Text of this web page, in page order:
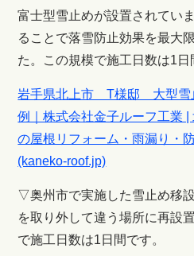
富士型雪止めが設置されてい
ることで落雪防止効果を最大
た。この規模で施工日数は1日
岩手県北上市 T様邸 大型雪
例｜株式会社金子ルーフ工業
の屋根リフォーム・雨漏り・
(kaneko-roof.jp)
▽奥州市で実施した雪止め移
を取り外して違う場所に再設
で施工日数は1日間です。